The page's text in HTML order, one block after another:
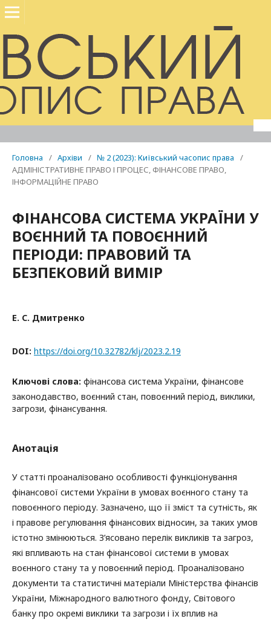
Головна / Архіви / № 2 (2023): Київський часопис права
/
АДМІНІСТРАТИВНЕ ПРАВО І ПРОЦЕС, ФІНАНСОВЕ ПРАВО,
ІНФОРМАЦІЙНЕ ПРАВО
ФІНАНСОВА СИСТЕМА УКРАЇНИ У
ВОЄННИЙ ТА ПОВОЄННИЙ
ПЕРІОДИ: ПРАВОВИЙ ТА
БЕЗПЕКОВИЙ ВИМІР
Е. С. Дмитренко
DOI: https://doi.org/10.32782/klj/2023.2.19
Ключові слова: фінансова система України, фінансове
законодавство, воєнний стан, повоєнний період, виклики,
загрози, фінансування.
Анотація
У статті проаналізовано особливості функціонування
фінансової системи України в умовах воєнного стану та
повоєнного періоду. Зазначено, що її зміст та сутність, як
і правове регулювання фінансових відносин, за таких умов
істотно змінюються. З’ясовано перелік викликів та загроз,
які впливають на стан фінансової системи в умовах
воєнного стану та у повоєнний період. Проаналізовано
документи та статистичні матеріали Міністерства фінансів
України, Міжнародного валютного фонду, Світового
банку про окремі виклики та загрози і їх вплив на